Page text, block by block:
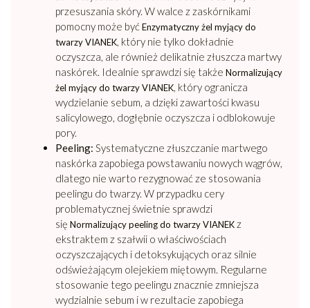
przesuszania skóry. W walce z zaskórnikami
pomocny może być Enzymatyczny żel myjący do
twarzy VIANEK, który nie tylko dokładnie
oczyszcza, ale również delikatnie złuszcza martwy
naskórek. Idealnie sprawdzi się także Normalizujący
żel myjący do twarzy VIANEK, który ogranicza
wydzielanie sebum, a dzięki zawartości kwasu
salicylowego, dogłębnie oczyszcza i odblokowuje
pory.
Peeling: Systematyczne złuszczanie martwego
naskórka zapobiega powstawaniu nowych wągrów,
dlatego nie warto rezygnować ze stosowania
peelingu do twarzy. W przypadku cery
problematycznej świetnie sprawdzi
się Normalizujący peeling do twarzy VIANEKz
ekstraktem z szałwii o właściwościach
oczyszczających i detoksykujących oraz silnie
odświeżającym olejekiem miętowym. Regularne
stosowanie tego peelingu znacznie zmniejsza
wydzialnie sebum i w rezultacie zapobiega